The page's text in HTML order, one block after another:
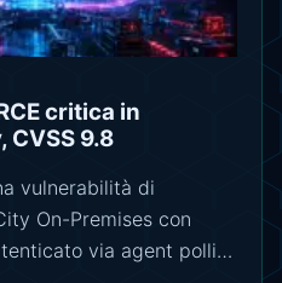
critica in
CVSS 9.8
vulnerabilità di
On-Premises con
via agent polli…